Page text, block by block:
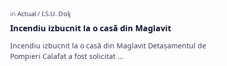
Incendiu izbucnit la o casă din Maglavit
Incendiu izbucnit la o casă din Maglavit Detașamentul de
Pompieri Calafat a fost solicitat …